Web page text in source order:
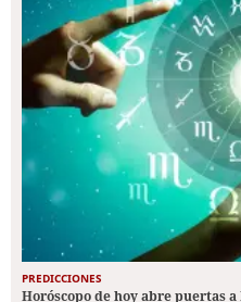
PREDICCIONES
Horóscopo de hoy abre puertas